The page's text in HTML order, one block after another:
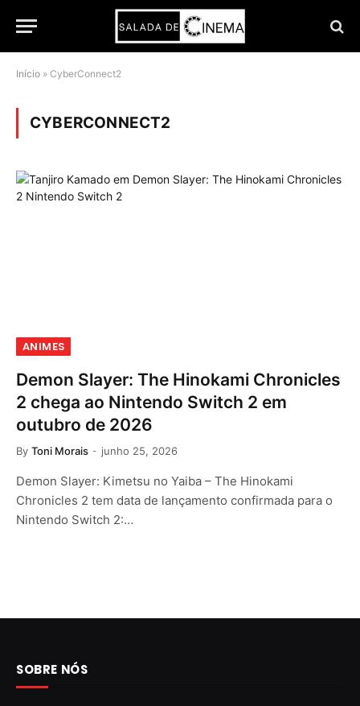
Início » CyberConnect2
CYBERCONNECT2
ANIMES
Demon Slayer: The Hinokami Chronicles
2 chega ao Nintendo Switch 2 em
outubro de 2026
By Toni Morais junho 25, 2026
Demon Slayer: Kimetsu no Yaiba – The Hinokami
Chronicles 2 tem data de lançamento confirmada para o
Nintendo Switch 2:…
SOBRE NÓS